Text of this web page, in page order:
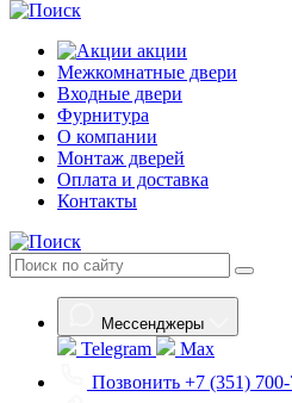
акции
Межкомнатные двери
Входные двери
Фурнитура
О компании
Монтаж дверей
Оплата и доставка
Контакты
Мессенджеры
Telegram
Max
Позвонить +7 (351)